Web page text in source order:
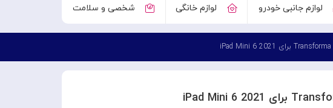
لوازم جانبی خودرو لوازم خانگی شخصی و سلامت